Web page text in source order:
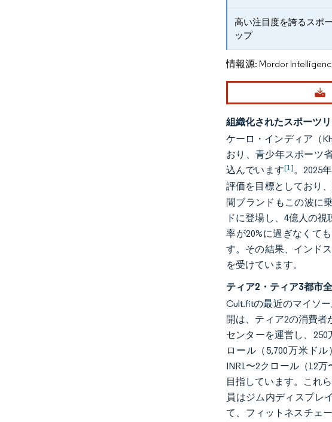
高い注目度を誇るスポ
ップ
情報源: Mordor
組織化されたスポーツ
ケーロ・インディア（
おり、青少年スポーツ
込んでいます[1]。2025
評価を目標としており
間ブランドもこの波に
ドに登場し、4億人の
率が20%に過ぎなくて
す。その結果、インド
を受けています。
ティア2・ティア3都市
Cult.fitの最近のマイソ
開は、ティア2の消費
センターを運営し、
ロール（5,700万米ド
INR1〜2クロール（12
目指しています。これ
員はジム内ディスプレ
て、フィットネスチェ